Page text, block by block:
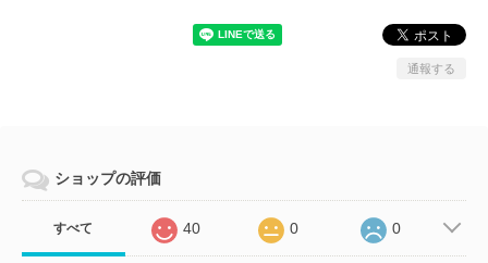
通報する
ショップの評価
すべて 40 0 0